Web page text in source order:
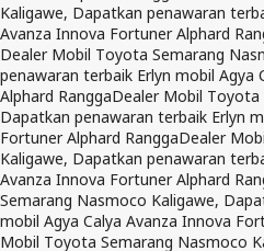
Kaligawe, Dapatkan penawaran
Avanza Innova Fortuner Alphard
Dealer Mobil Toyota Semarang
penawaran terbaik Erlyn mobil Agya
Alphard RanggaDealer Mobil Toyota
Dapatkan penawaran terbaik Erlyn
Fortuner Alphard RanggaDealer
Kaligawe, Dapatkan penawaran
Avanza Innova Fortuner Alphard
Semarang Nasmoco Kaligawe,
mobil Agya Calya Avanza Innova
Mobil Toyota Semarang Nasmoco